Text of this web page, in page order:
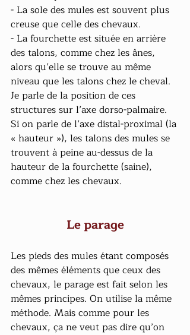
- La sole des mules est souvent plus
creuse que celle des chevaux.
- La fourchette est située en arrière
des talons, comme chez les ânes,
alors qu’elle se trouve au même
niveau que les talons chez le cheval.
Je parle de la position de ces
structures sur l’axe dorso-palmaire.
Si on parle de l’axe distal-proximal (la
« hauteur »), les talons des mules se
trouvent à peine au-dessus de la
hauteur de la fourchette (saine),
comme chez les chevaux.
Le parage
Les pieds des mules étant composés
des mêmes éléments que ceux des
chevaux, le parage est fait selon les
mêmes principes. On utilise la même
méthode. Mais comme pour les
chevaux, ça ne veut pas dire qu’on